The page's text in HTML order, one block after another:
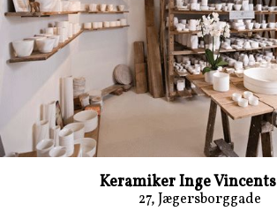
Keramiker Inge Vincents
27, Jægersborggade